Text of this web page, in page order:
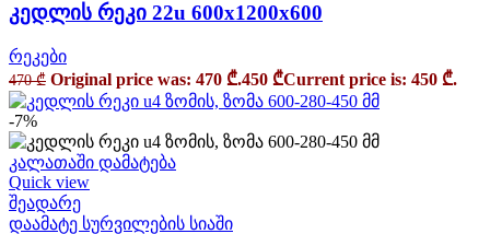
კედლის რეკი 22u 600x1200x600
რეკები
470₾ Original price was: 470 ₾.450 ₾Current price is: 450 ₾.
-7%
კალათაში დამატება
Quick view
შეადარე
დაამატე სურვილების სიაში